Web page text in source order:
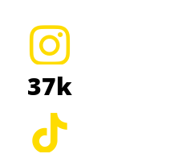
37k